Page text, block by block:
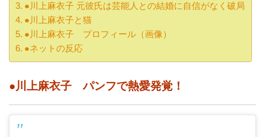
●川上麻衣子 元彼氏は芸能人との結婚に自信がなく破局
●川上麻衣子と猫
●川上麻衣子 プロフィール（画像）
●ネットの反応
●川上麻衣子 パンフで熱愛発覚！